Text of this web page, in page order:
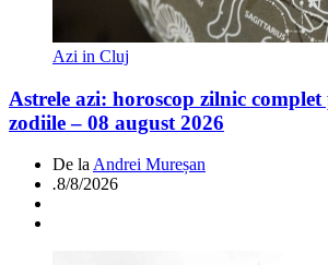
Azi in Cluj
Astrele azi: horoscop zilnic
zodiile – 08 august 2026
De la Andrei Mureșan
.8/8/2026